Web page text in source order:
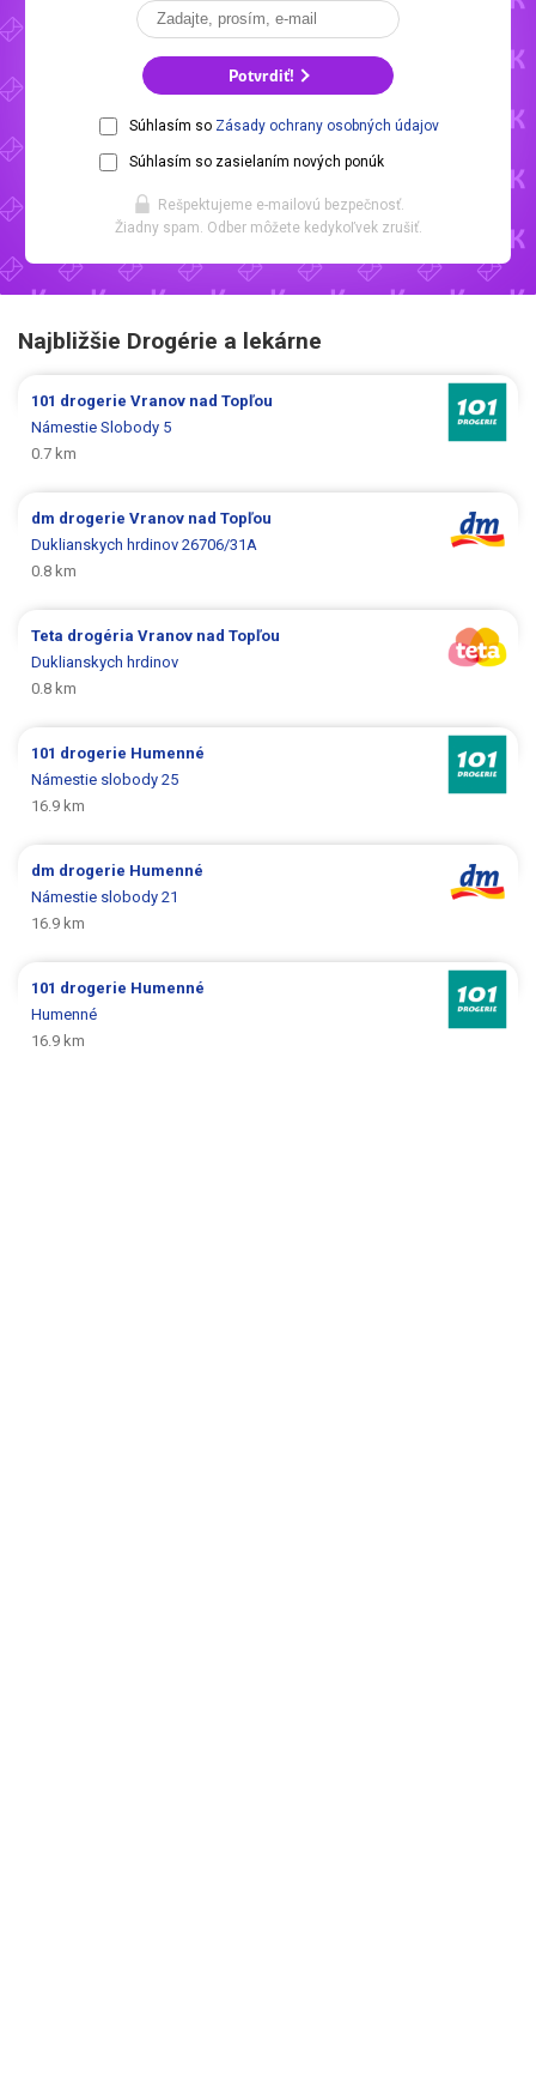
Potvrdiť!
Súhlasím so Zásady ochrany osobných údajov
Súhlasím so zasielaním nových ponúk
Rešpektujeme e-mailovú bezpečnosť.
Žiadny spam. Odber môžete kedykoľvek zrušiť.
Najbližšie Drogérie a lekárne
101 drogerieVranov nad Topľou
Námestie Slobody 5
0.7 km
dm drogerieVranov nad Topľou
Duklianskych hrdinov 26706/31A
0.8 km
Teta drogériaVranov nad Topľou
Duklianskych hrdinov
0.8 km
101 drogerie Humenné
Námestie slobody 25
16.9 km
dm drogerie Humenné
Námestie slobody 21
16.9 km
101 drogerie Humenné
Humenné
16.9 km